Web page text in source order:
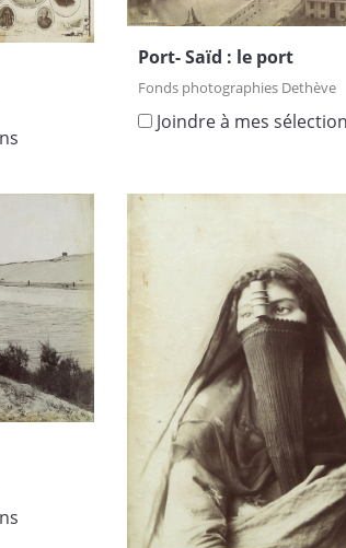
Port- Saïd : le port
Fonds photographies Dethève
Joindre à mes